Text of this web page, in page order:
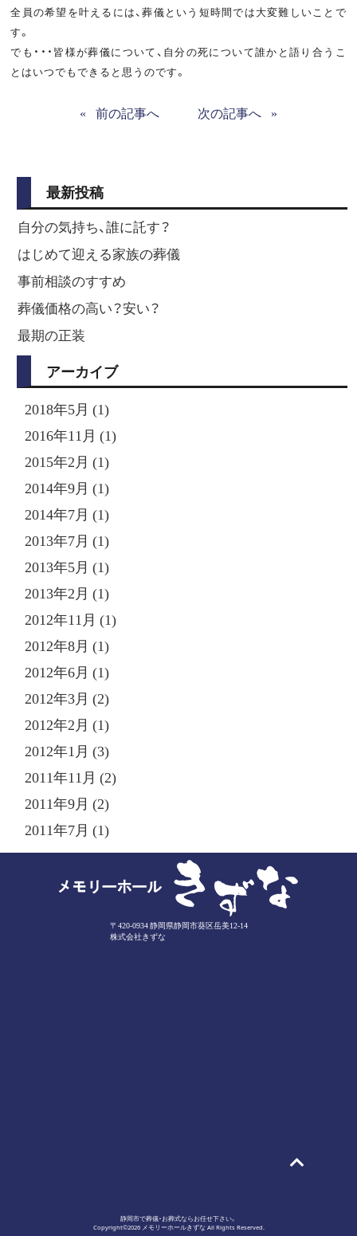
全員の希望を叶えるには、葬儀という短時間では大変難しいことで
す。
でも・・・皆様が葬儀について、自分の死について誰かと語り合うこ
とはいつでもできると思うのです。
« 前の記事へ 次の記事へ »
最新投稿
自分の気持ち、誰に託す？
はじめて迎える家族の葬儀
事前相談のすすめ
葬儀価格の高い？安い？
最期の正装
アーカイブ
2018年5月 (1)
2016年11月 (1)
2015年2月 (1)
2014年9月 (1)
2014年7月 (1)
2013年7月 (1)
2013年5月 (1)
2013年2月 (1)
2012年11月 (1)
2012年8月 (1)
2012年6月 (1)
2012年3月 (2)
2012年2月 (1)
2012年1月 (3)
2011年11月 (2)
2011年9月 (2)
2011年7月 (1)
〒420-0934 静岡県静岡市葵区岳美12-14
株式会社きずな
静岡市で葬儀・お葬式ならお任せ下さい。
Copyright©2026 メモリーホールきずな All Rights Reserved.